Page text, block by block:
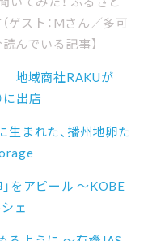
ゲスト：Mさん／多可
地域商社RAKUが
に出店
生まれた、播州地卵た
をアピール ～KOBE
ェ